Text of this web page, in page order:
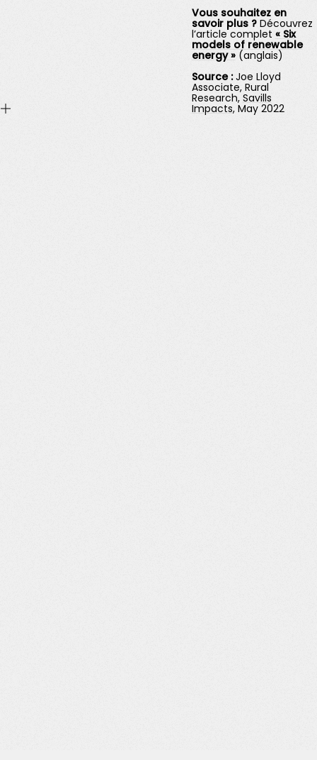
Vous souhaitez en
savoir plus ?Découvrez
l’article complet « Six
models of renewable
energy »(anglais)
Source :Joe Lloyd
Associate, Rural
Research, Savills
Impacts, May 2022